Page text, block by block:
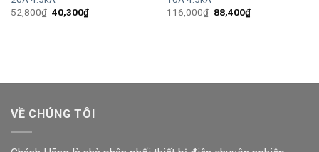
52,800₫ Giá
gốc
40,300₫Giá
hiện
116,000₫ Giá
gốc
88,400₫Giá
hiện
VỀ CHÚNG TÔI